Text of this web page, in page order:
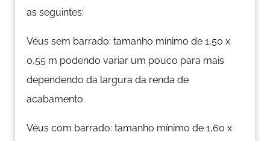
as seguintes:
Véus sem barrado: tamanho mínimo de 1,50 x
0,55 m podendo variar um pouco para mais
dependendo da largura da renda de
acabamento.
Véus com barrado: tamanho mínimo de 1,60 x